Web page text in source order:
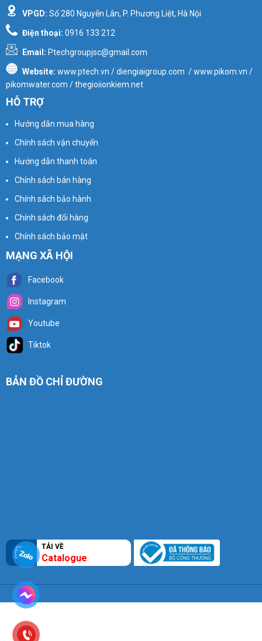
VPGD: Số 280 Nguyễn Lân, P. Phương Liệt, Hà Nội
Điện thoại: 0916 133 212
Email: Ptechgroupjsc@gmail.com
Website: www.ptech.vn / diengiaigroup.com / www.pikom.vn /
pikomwater.com / thegioiionkiem.net
HỖ TRỢ
Hướng dẫn mua hàng
Chính sách vận chuyển
Hướng dẫn thanh toán
Chính sách bán hàng
Chính sách bảo hành
Chính sách đổi hàng
Chính sách bảo mật
MẠNG XÃ HỘI
Facebook
Instagram
Youtube
Tiktok
BẢN ĐỒ CHỈ ĐƯỜNG
TẢI VỀ
Catalogue